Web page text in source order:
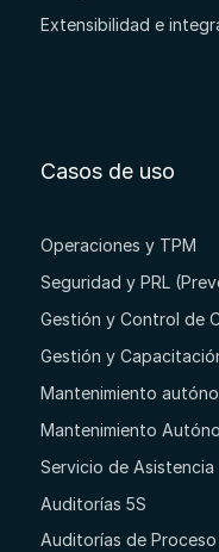
Extensibilidad e
Casos de uso
Operaciones y TPM
Seguridad y PRL
Gestión y Control de
Gestión y
Mantenimiento
Mantenimiento
Servicio de Asistencia
Auditorías 5S
Auditorías de Proceso